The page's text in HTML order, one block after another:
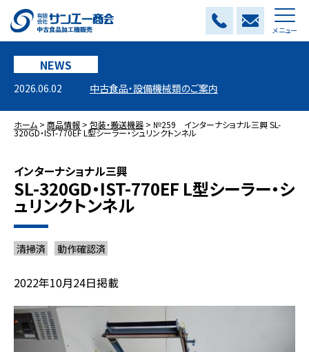
メニュー
NEWS
2026.06.02 中古食品・設備機械類のご案内
ホーム > 商品情報 > 包装・搬送機器 > №259 インターナショナル三興 SL-
320GD・IST-770EF L型シーラー・シュリンクトンネル
インターナショナル三興
SL-320GD・IST-770EF L型シーラー・シ
ュリンクトンネル
清掃済 動作確認済
2022年10月24日掲載